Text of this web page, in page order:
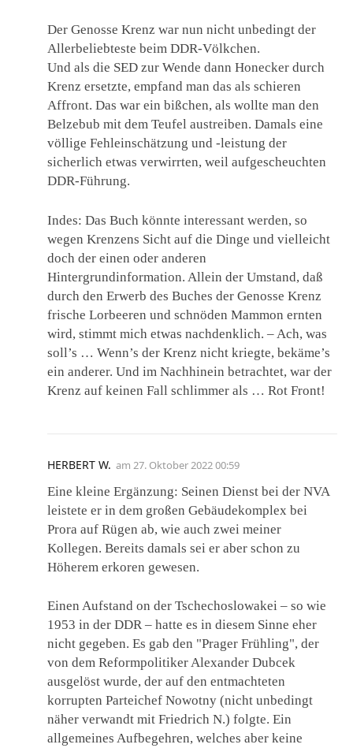
Der Genosse Krenz war nun nicht unbedingt der
Allerbeliebteste beim DDR-Völkchen.
Und als die SED zur Wende dann Honecker durch
Krenz ersetzte, empfand man das als schieren
Affront. Das war ein bißchen, als wollte man den
Belzebub mit dem Teufel austreiben. Damals eine
völlige Fehleinschätzung und -leistung der
sicherlich etwas verwirrten, weil aufgescheuchten
DDR-Führung.
Indes: Das Buch könnte interessant werden, so
wegen Krenzens Sicht auf die Dinge und vielleicht
doch der einen oder anderen
Hintergrundinformation. Allein der Umstand, daß
durch den Erwerb des Buches der Genosse Krenz
frische Lorbeeren und schnöden Mammon ernten
wird, stimmt mich etwas nachdenklich. – Ach, was
soll’s … Wenn’s der Krenz nicht kriegte, bekäme’s
ein anderer. Und im Nachhinein betrachtet, war der
Krenz auf keinen Fall schlimmer als … Rot Front!
HERBERT W. am 27. Oktober 2022 00:59
Eine kleine Ergänzung: Seinen Dienst bei der NVA
leistete er in dem großen Gebäudekomplex bei
Prora auf Rügen ab, wie auch zwei meiner
Kollegen. Bereits damals sei er aber schon zu
Höherem erkoren gewesen.
Einen Aufstand on der Tschechoslowakei – so wie
1953 in der DDR – hatte es in diesem Sinne eher
nicht gegeben. Es gab den "Prager Frühling", der
von dem Reformpolitiker Alexander Dubcek
ausgelöst wurde, der auf den entmachteten
korrupten Parteichef Nowotny (nicht unbedingt
näher verwandt mit Friedrich N.) folgte. Ein
allgemeines Aufbegehren, welches aber keine